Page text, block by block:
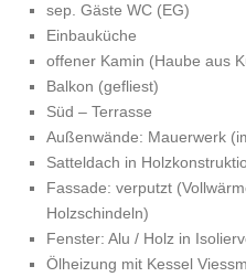
sep. Gäste WC (EG)
Einbauküche
offener Kamin (Haube aus
Balkon (gefliest)
Süd – Terrasse
Außenwände: Mauerwerk
Satteldach in
Fassade: verputzt
Holzschindeln)
Fenster: Alu / Holz in
Ölheizung mit Kessel